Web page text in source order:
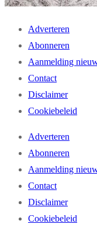
Adverteren
Abonneren
Aanmelding
Contact
Disclaimer
Cookiebeleid
Adverteren
Abonneren
Aanmelding
Contact
Disclaimer
Cookiebeleid